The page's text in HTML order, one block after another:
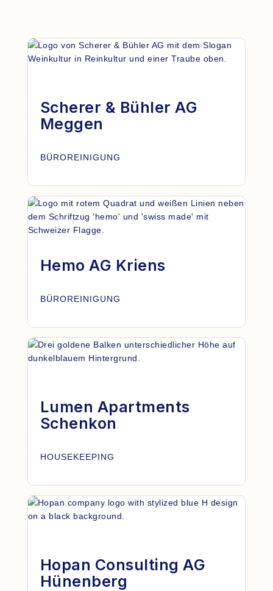
Scherer & Bühler AG
Meggen
BÜROREINIGUNG
Hemo AG Kriens
BÜROREINIGUNG
Lumen Apartments
Schenkon
HOUSEKEEPING
Hopan Consulting AG
Hünenberg